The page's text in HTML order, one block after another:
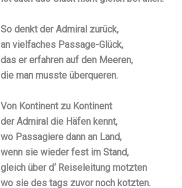
So denkt der Admiral zurück,
an vielfaches Passage-Glück,
das er erfahren auf den Meeren,
die man musste überqueren.
Von Kontinent zu Kontinent
der Admiral die Häfen kennt,
wo Passagiere dann an Land,
wenn sie wieder fest im Stand,
gleich über d‘ Reiseleitung motzten
wo sie des tags zuvor noch kotzten.